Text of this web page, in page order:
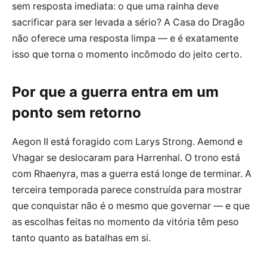
sem resposta imediata: o que uma rainha deve
sacrificar para ser levada a sério? A Casa do Dragão
não oferece uma resposta limpa — e é exatamente
isso que torna o momento incômodo do jeito certo.
Por que a guerra entra em um
ponto sem retorno
Aegon II está foragido com Larys Strong. Aemond e
Vhagar se deslocaram para Harrenhal. O trono está
com Rhaenyra, mas a guerra está longe de terminar. A
terceira temporada parece construída para mostrar
que conquistar não é o mesmo que governar — e que
as escolhas feitas no momento da vitória têm peso
tanto quanto as batalhas em si.